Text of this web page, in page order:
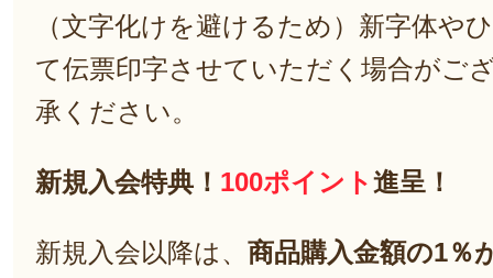
（文字化けを避けるため）新字体や
て伝票印字させていただく場合がご
承ください。
新規入会特典！ 100ポイント進呈！
新規入会以降は、 商品購入金額の1％